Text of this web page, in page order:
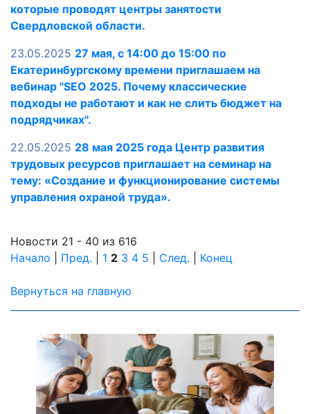
которые проводят центры занятости
Свердловской области.
23.05.2025 27 мая, с 14:00 до 15:00 по
Екатеринбургскому времени приглашаем на
вебинар "SEO 2025. Почему классические
подходы не работают и как не слить бюджет на
подрядчиках".
22.05.2025 28 мая 2025 года Центр развития
трудовых ресурсов приглашает на семинар на
тему: «Создание и функционирование системы
управления охраной труда».
Новости 21 - 40 из 616
Начало
Пред. 1 2 3 4 5 След. Конец
Вернуться на главную